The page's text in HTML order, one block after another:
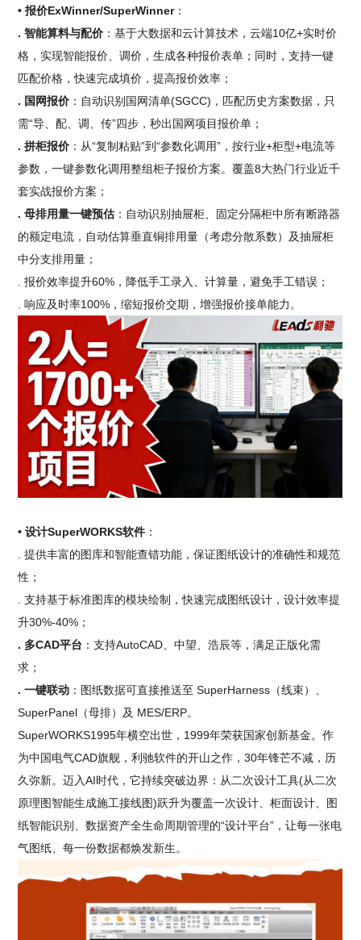
• 报价ExWinner/SuperWinner：
. 智能算料与配价 ：基于大数据和云计算技术，云端10亿+实时价
格，实现智能报价、调价，生成各种报价表单；同时，支持一键
匹配价格，快速完成填价，提高报价效率；
. 国网报价 ：自动识别国网清单(SGCC)，匹配历史方案数据，只
需“导、配、调、传”四步，秒出国网项目报价单；
. 拼柜报价 ：从“复制粘贴”到“参数化调用”，按行业+柜型+电流等
参数，一键参数化调用整组柜子报价方案。覆盖8大热门行业近千
套实战报价方案；
. 母排用量一键预估 ：自动识别抽屉柜、固定分隔柜中所有断路器
的额定电流，自动估算垂直铜排用量（考虑分散系数）及抽屉柜
中分支排用量；
. 报价效率提升60%，降低手工录入、计算量，避免手工错误；
. 响应及时率100%，缩短报价交期，增强报价接单能力。
• 设计SuperWORKS软件 ：
. 提供丰富的图库和智能查错功能，保证图纸设计的准确性和规范
性；
. 支持基于标准图库的模块绘制，快速完成图纸设计，设计效率提
升30%-40%；
. 多CAD平台 ：支持AutoCAD、中望、浩辰等，满足正版化需
求；
. 一键联动 ：图纸数据可直接推送至 SuperHarness（线束）、
SuperPanel（母排）及 MES/ERP。
SuperWORKS1995年横空出世，1999年荣获国家创新基金。作
为中国电气CAD旗舰，利驰软件的开山之作，30年锋芒不减，历
久弥新。迈入AI时代，它持续突破边界：从二次设计工具(从二次
原理图智能生成施工接线图)跃升为覆盖一次设计、柜面设计、图
纸智能识别、数据资产全生命周期管理的“设计平台”，让每一张电
气图纸、每一份数据都焕发新生。